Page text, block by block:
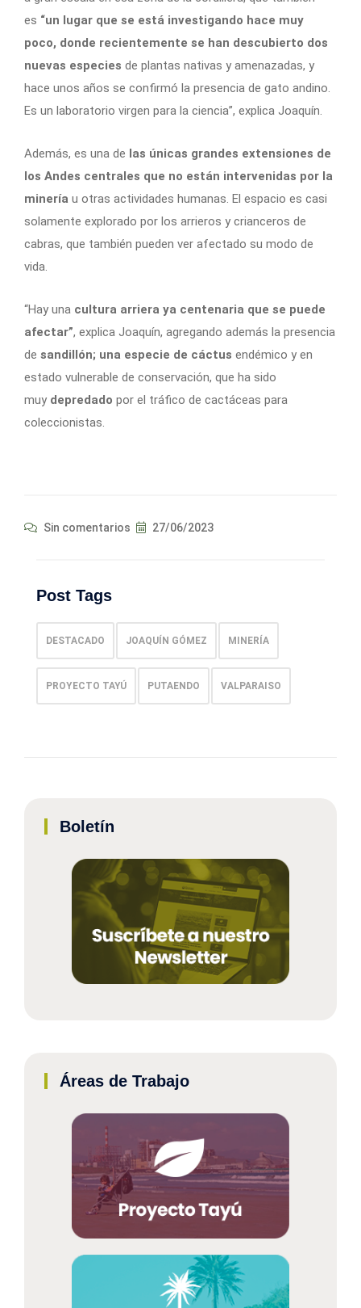
es “un lugar que se está investigando hace muy
poco, donde recientemente se han descubierto dos
nuevas especies de plantas nativas y amenazadas, y
hace unos años se confirmó la presencia de gato andino.
Es un laboratorio virgen para la ciencia”, explica Joaquín.
Además, es una de las únicas grandes extensiones de
los Andes centrales que no están intervenidas por la
minería u otras actividades humanas. El espacio es casi
solamente explorado por los arrieros y crianceros de
cabras, que también pueden ver afectado su modo de
vida.
“Hay una cultura arriera ya centenaria que se puede
afectar”, explica Joaquín, agregando además la presencia
de sandillón; una especie de cáctus endémico y en
estado vulnerable de conservación, que ha sido
muy depredado por el tráfico de cactáceas para
coleccionistas.
Sin comentarios 27/06/2023
Post Tags
DESTACADO JOAQUÍN GÓMEZ MINERÍA
PROYECTO TAYÚ PUTAENDO VALPARAISO
Boletín
Áreas de Trabajo